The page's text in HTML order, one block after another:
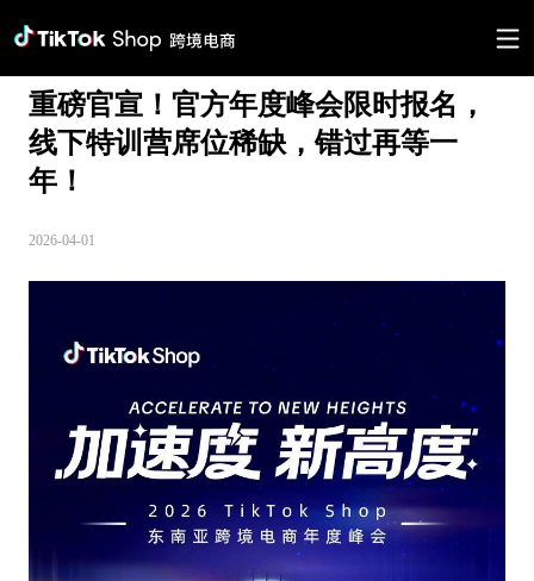
重磅官宣！官方年度峰会限时报名，
线下特训营席位稀缺，错过再等一
年！
2026-04-01